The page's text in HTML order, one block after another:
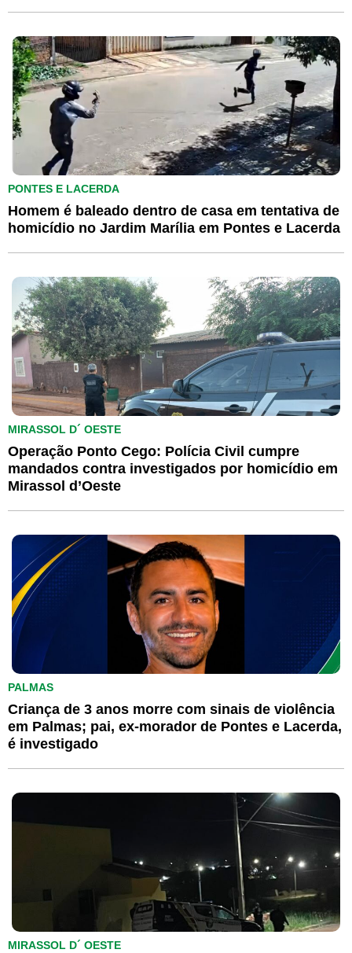
PONTES E LACERDA
Homem é baleado dentro de casa em tentativa de
homicídio no Jardim Marília em Pontes e Lacerda
MIRASSOL D´ OESTE
Operação Ponto Cego: Polícia Civil cumpre
mandados contra investigados por homicídio em
Mirassol d’Oeste
PALMAS
Criança de 3 anos morre com sinais de violência
em Palmas; pai, ex-morador de Pontes e Lacerda,
é investigado
MIRASSOL D´ OESTE